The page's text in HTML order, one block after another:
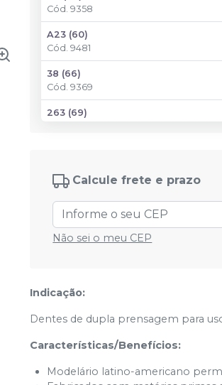
Cód.9358
A23 (60)
Cód.9481
38 (66)
Cód.9369
263 (69)
3M (69)
Cód.9515
3P (66)
Cód.9360
Cód. 9442
A25 (66)
Calcule frete e prazo
Não sei o meu CEP
Indicação:
Dentes de dupla prensagem para
Características/Benefícios:
Modelário latino-americano